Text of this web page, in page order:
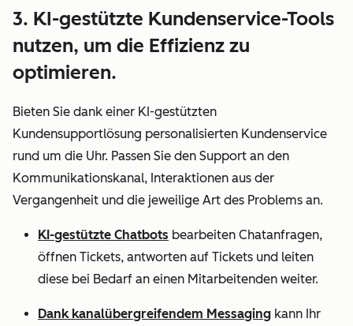
3. KI-gestützte Kundenservice-Tools
nutzen, um die Effizienz zu
optimieren.
Bieten Sie dank einer KI-gestützten
Kundensupportlösung personalisierten Kundenservice
rund um die Uhr. Passen Sie den Support an den
Kommunikationskanal, Interaktionen aus der
Vergangenheit und die jeweilige Art des Problems an.
KI-gestützte Chatbots bearbeiten Chatanfragen,
öffnen Tickets, antworten auf Tickets und leiten
diese bei Bedarf an einen Mitarbeitenden weiter.
Dank kanalübergreifendem Messaging kann Ihr